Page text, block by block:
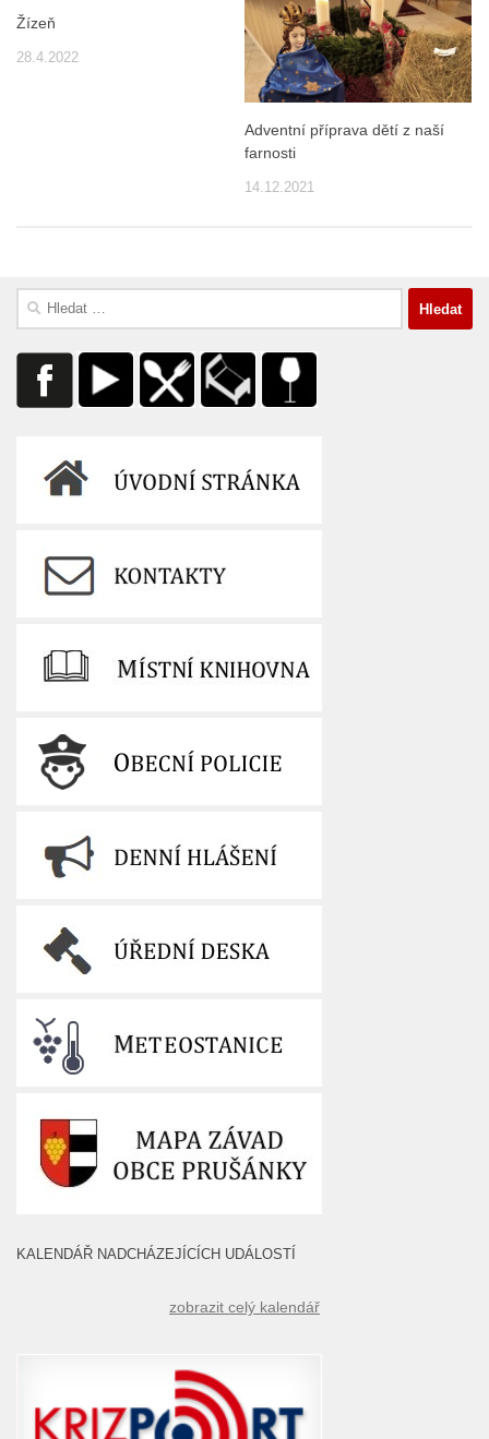
Žízeň
28.4.2022
Adventní příprava dětí z naší
farnosti
14.12.2021
Vyhledávání
KALENDÁŘ NADCHÁZEJÍCÍCH UDÁLOSTÍ
zobrazit celý kalendář